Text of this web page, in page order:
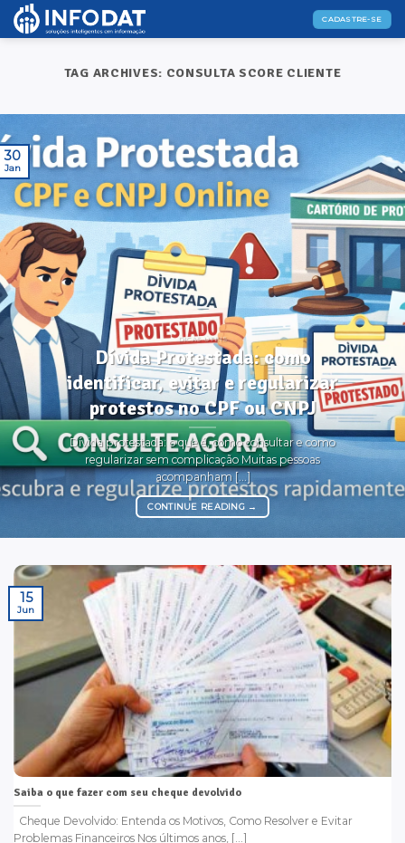
Skip
CADASTRE-SE
TAG ARCHIVES: CONSULTA SCORE CLIENTE
DICAS ÚTEIS
Dívida Protestada: como
identificar, evitar e regularizar
protestos no CPF ou CNPJ
Dívida protestada: o que é, como consultar e como
regularizar sem complicação Muitas pessoas
acompanham [...]
CONTINUE READING →
30
Jan
Saiba o que fazer com seu cheque devolvido
Cheque Devolvido: Entenda os Motivos, Como Resolver e Evitar
Problemas Financeiros Nos últimos anos, [...]
15
Jun